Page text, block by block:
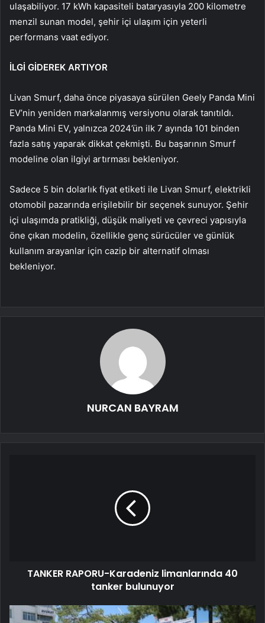
ulaşabiliyor. 17 kWh kapasiteli bataryasıyla 200 kilometre
menzil sunan model, şehir içi ulaşım için yeterli
performans vaat ediyor.
İLGİ GİDEREK ARTIYOR
Livan Smurf, daha önce piyasaya sürülen Geely Panda Mini
EV’nin yeniden markalanmış versiyonu olarak tanıtıldı.
Panda Mini EV, yalnızca 2024’ün ilk 7 ayında 101 binden
fazla satış yaparak dikkat çekmişti. Bu başarının Smurf
modeline olan ilgiyi artırması bekleniyor.
Sadece 5 bin dolarlık fiyat etiketi ile Livan Smurf, elektrikli
otomobil pazarında erişilebilir bir seçenek sunuyor. Şehir
içi ulaşımda pratikliği, düşük maliyeti ve çevreci yapısıyla
öne çıkan modelin, özellikle genç sürücüler ve günlük
kullanım arayanlar için cazip bir alternatif olması
bekleniyor.
NURCAN BAYRAM
TANKER RAPORU-Karadeniz limanlarında 40
tanker bulunuyor